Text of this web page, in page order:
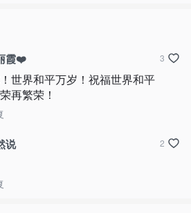
霞❤️
世界和平万岁！祝福世界和平
再繁荣！
3
说 2